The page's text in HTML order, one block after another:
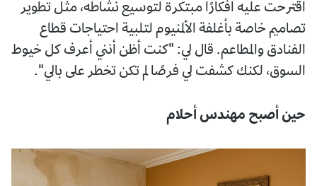
اقترحت عليه أفكارًا مبتكرة لتوسيع نشاطه، مثل تطوير
تصاميم خاصة بأغلفة الألمنيوم لتلبية احتياجات قطاع
الفنادق والمطاعم. قال لي: "كنت أظن أنني أعرف كل خيوط
السوق، لكنك كشفت لي فرصًا لم تكن تخطر على بالي".
حين أصبح مهندس أحلام